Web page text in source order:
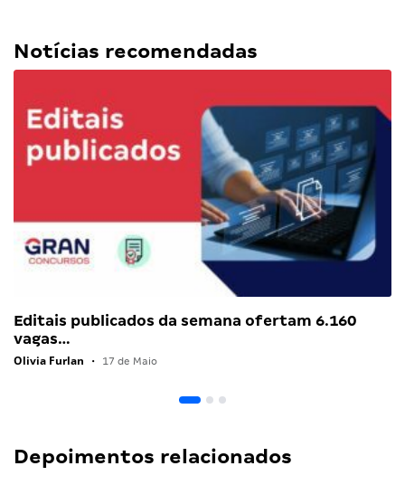
Notícias recomendadas
Editais publicados da semana ofertam 6.160
vagas…
Olivia Furlan • 17 de Maio
Depoimentos relacionados